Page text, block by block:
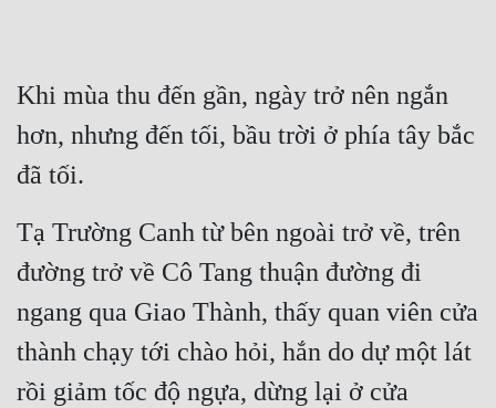
Truyện ngắn
Xa Lộ Dịch
Cổ Đại
Du Hí
Khi mùa thu đến gần, ngày trở nên ngắn
hơn, nhưng đến tối, bầu trời ở phía tây bắc
đã tối.
Tạ Trường Canh từ bên ngoài trở về, trên
đường trở về Cô Tang thuận đường đi
ngang qua Giao Thành, thấy quan viên cửa
thành chạy tới chào hỏi, hắn do dự một lát
rồi giảm tốc độ ngựa, dừng lại ở cửa